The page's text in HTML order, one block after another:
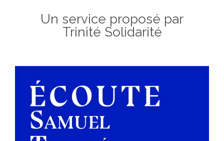
Un service proposé par
Trinité Solidarité